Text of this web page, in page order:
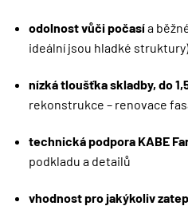
odolnost vůči počasía
ideální jsou hladké struktury)
nízká tloušťka skladby, do
rekonstrukce – renovace
technická podpora KABE
podkladu a detailů
vhodnost pro jakýkoliv